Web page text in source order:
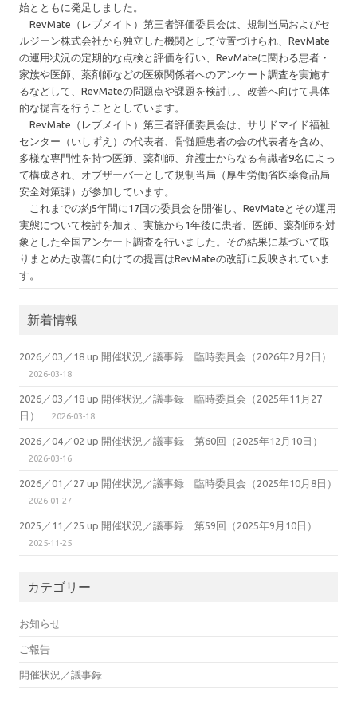
始とともに発足しました。
RevMate（レブメイト）第三者評価委員会は、規制当局およびセ
ルジーン株式会社から独立した機関として位置づけられ、RevMate
の運用状況の定期的な点検と評価を行い、RevMateに関わる患者・
家族や医師、薬剤師などの医療関係者へのアンケート調査を実施す
るなどして、RevMateの問題点や課題を検討し、改善へ向けて具体
的な提言を行うこととしています。
RevMate（レブメイト）第三者評価委員会は、サリドマイド福祉
センター（いしずえ）の代表者、骨髄腫患者の会の代表者を含め、
多様な専門性を持つ医師、薬剤師、弁護士からなる有識者9名によっ
て構成され、オブザーバーとして規制当局（厚生労働省医薬食品局
安全対策課）が参加しています。
これまでの約5年間に17回の委員会を開催し、RevMateとその運用
実態について検討を加え、実施から1年後に患者、医師、薬剤師を対
象とした全国アンケート調査を行いました。その結果に基づいて取
りまとめた改善に向けての提言はRevMateの改訂に反映されていま
す。
新着情報
2026／03／18 up 開催状況／議事録 臨時委員会（2026年2月2日）
2026-03-18
2026／03／18 up 開催状況／議事録 臨時委員会（2025年11月27
日）
2026-03-18
2026／04／02 up 開催状況／議事録 第60回（2025年12月10日）
2026-03-16
2026／01／27 up 開催状況／議事録 臨時委員会（2025年10月8日）
2026-01-27
2025／11／25 up 開催状況／議事録 第59回（2025年9月10日）
2025-11-25
カテゴリー
お知らせ
ご報告
開催状況／議事録